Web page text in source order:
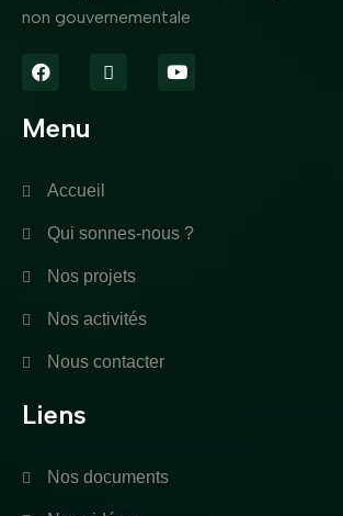
non gouvernementale
Menu
Accueil
Qui sonnes-nous ?
Nos projets
Nos activités
Nous contacter
Liens
Nos documents